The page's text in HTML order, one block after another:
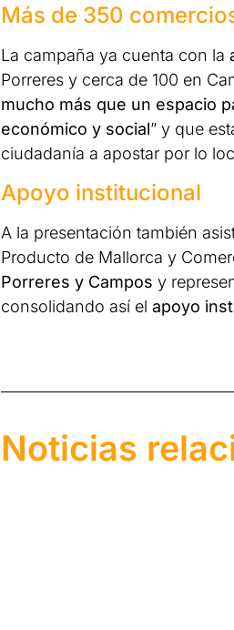
Más de 350
La campaña ya cuenta con la
Porreres y cerca de 100 en
mucho más que un espacio
económico y social” y que
ciudadanía a apostar por lo
Apoyo institucional
A la presentación también
Producto de Mallorca y
Porreres y Campos y
consolidando así el apoyo
Noticias